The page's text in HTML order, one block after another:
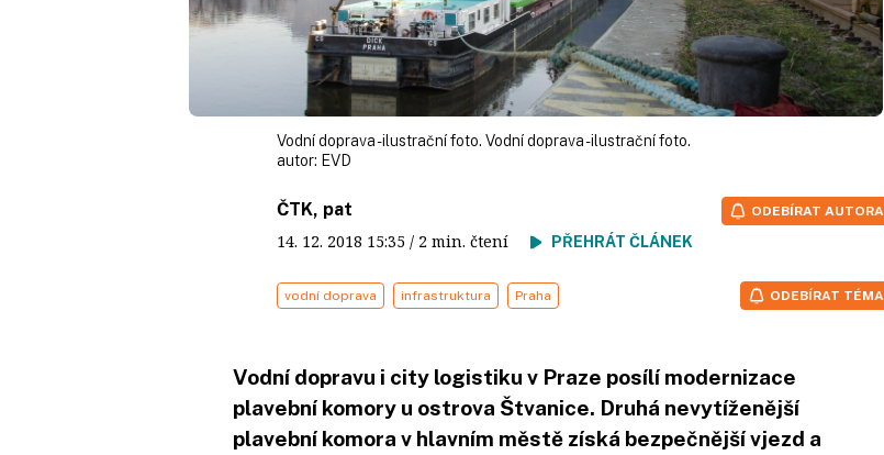
Vodní doprava - ilustrační foto. Vodní doprava - ilustrační foto.
autor: EVD
ČTK, pat
14. 12. 2018 15:35 / 2 min. čtení PŘEHRÁT ČLÁNEK
ODEBÍRAT AUTORA
vodní doprava infrastruktura Praha ODEBÍRAT TÉMA
Vodní dopravu i city logistiku v Praze posílí modernizace
plavební komory u ostrova Štvanice. Druhá nevytíženější
plavební komora v hlavním městě získá bezpečnější vjezd a